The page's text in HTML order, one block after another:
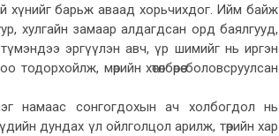
хүнийг барьж аваад хорьчихдог. Ийм байж
хулгайн замаар алдагдсан орд баялгууд,
эргүүлэн авч, үр шимийг нь иргэн
мөрийн хөтөлбөрөө боловсруулсан
намаас сонгогдохын ач холбогдол нь
дундах үл ойлголцол арилж, төрийн хар